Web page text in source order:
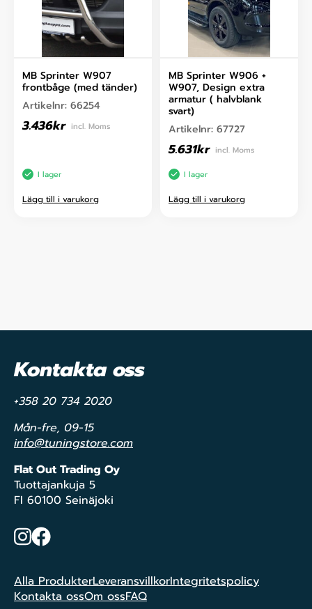
MB Sprinter W907
frontbåge (med tänder)
Artikelnr: 66254
3.436kr incl. Moms
I lager
Lägg till i varukorg
MB Sprinter W906 +
W907, Design extra
armatur ( halvblank
svart)
Artikelnr: 67727
5.631kr incl. Moms
I lager
Lägg till i varukorg
Kontakta oss
+358 20 734 2020
Mån-fre, 09-15
info@tuningstore.com
Flat Out Trading Oy
Tuottajankuja 5
FI 60100 Seinäjoki
Instagram
Facebook
Alla ProdukterLeveransvillkorIntegritetspolicy
Kontakta ossOm ossFAQ